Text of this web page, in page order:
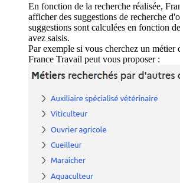
En fonction de la recherche réalisée,
afficher des suggestions de recherche
suggestions sont calculées en fonction
avez saisis.
Par exemple si vous cherchez un métier
France Travail peut vous proposer :